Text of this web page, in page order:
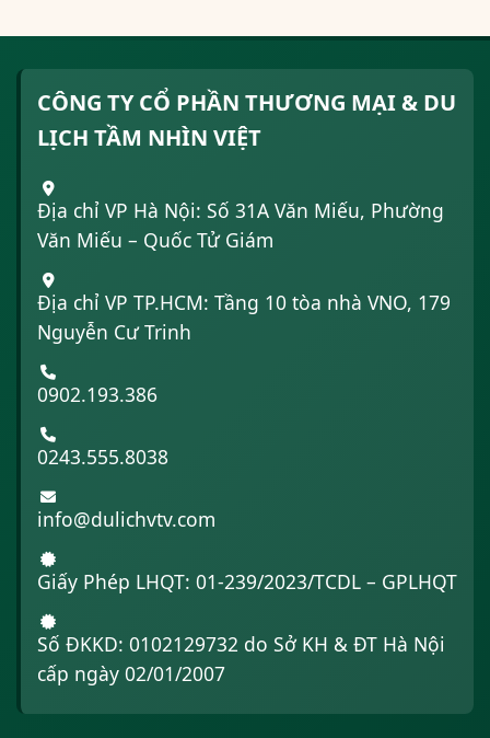
CÔNG TY CỔ PHẦN THƯƠNG MẠI & DU
LỊCH TẦM NHÌN VIỆT
Địa chỉ VP Hà Nội: Số 31A Văn Miếu, Phường
Văn Miếu – Quốc Tử Giám
Địa chỉ VP TP.HCM: Tầng 10 tòa nhà VNO, 179
Nguyễn Cư Trinh
0902.193.386
0243.555.8038
info@dulichvtv.com
Giấy Phép LHQT: 01-239/2023/TCDL – GPLHQT
Số ĐKKD: 0102129732 do Sở KH & ĐT Hà Nội
cấp ngày 02/01/2007